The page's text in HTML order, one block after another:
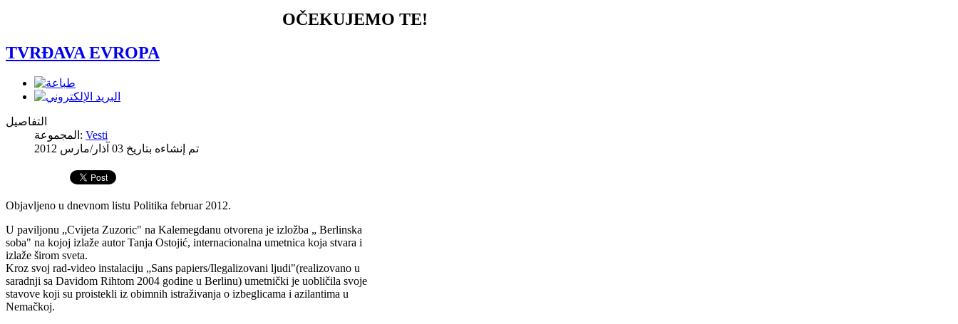
OČEKUJEMO TE!
TVRĐAVA EVROPA
التفاصيل
المجموعة: Vesti
تم إنشاءه بتاريخ 03 آذار/مارس 2012
Objavljeno u dnevnom listu Politika februar 2012.
U paviljonu „Cvijeta Zuzoric" na Kalemegdanu otvorena je izložba „ Berlinska
soba" na kojoj izlaže autor Tanja Ostojić, internacionalna umetnica koja stvara i
izlaže širom sveta.
Kroz svoj rad-video instalaciju „Sans papiers/Ilegalizovani ljudi"(realizovano u
saradnji sa Davidom Rihtom 2004 godine u Berlinu) umetnički je uobličila svoje
stavove koji su proistekli iz obimnih istraživanja o izbeglicama i azilantima u
Nemačkoj.